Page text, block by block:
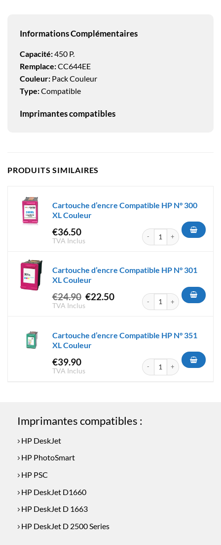
Informations Complémentaires
Capacité:450 P.
Remplace:CC644EE
Couleur: Pack Couleur
Type:Compatible
Imprimantes compatibles
PRODUITS SIMILAIRES
Cartouche d’encre Compatible HP N° 300
XL Couleur
€36.50
TVA Inclus
quantité de Cartouche
Cartouche d’encre Compatible HP N° 301
XL Couleur
€24.90 Le
€24.90.
€22.50Le
€22.50.
TVA Inclus
quantité de Cartouche
Cartouche d’encre Compatible HP N° 351
XL Couleur
€39.90
TVA Inclus
quantité de Cartouche
Imprimantes compatibles :
HP DeskJet
HP PhotoSmart
HP PSC
HP DeskJet D1660
HP DeskJet D 1663
HP DeskJet D 2500 Series